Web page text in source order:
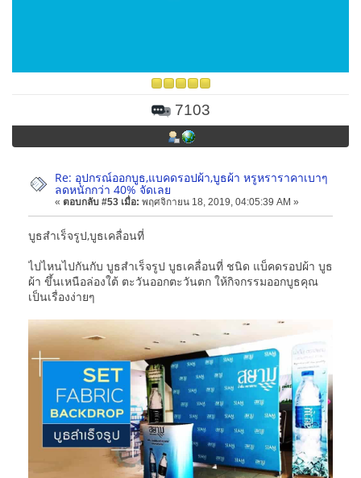
7103
Re: อุปกรณ์ออกบูธ,แบคดรอปผ้า,บูธผ้า หรูหราราคาเบาๆ
ลดหนักกว่า 40% จัดเลย
« ตอบกลับ #53 เมื่อ: พฤศจิกายน 18, 2019, 04:05:39 AM »
บูธสำเร็จรูป,บูธเคลื่อนที่
ไปไหนไปกันกับ บูธสำเร็จรูป บูธเคลื่อนที่ ชนิด แบ็คดรอปผ้า บูธ
ผ้า ขึ้นเหนือล่องใต้ ตะวันออกตะวันตก ให้กิจกรรมออกบูธคุณ
เป็นเรื่องง่ายๆ